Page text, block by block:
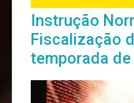
Instrução
Fiscalização
temporada